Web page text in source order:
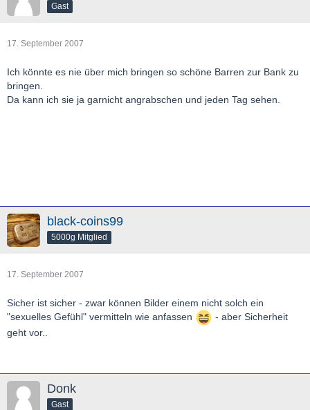
Gast
17. September 2007
Ich könnte es nie über mich bringen so schöne Barren zur Bank zu
bringen.
Da kann ich sie ja garnicht angrabschen und jeden Tag sehen.
black-coins99
5000g Mitglied
17. September 2007
Sicher ist sicher - zwar können Bilder einem nicht solch ein
"sexuelles Gefühl" vermitteln wie anfassen
- aber Sicherheit
geht vor..
Donk
Gast